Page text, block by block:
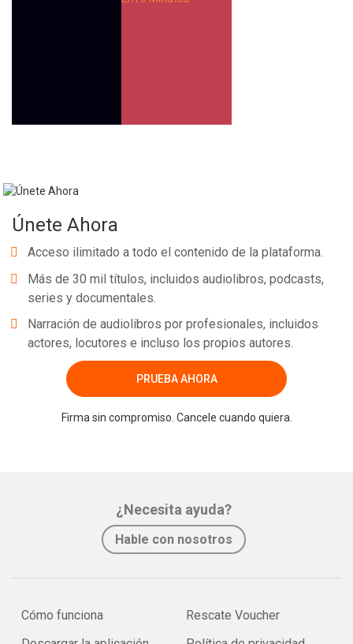
Únete Ahora
Acceso ilimitado a todo el contenido de la plataforma.
Más de 30 mil títulos, incluidos audiolibros, podcasts,
series y documentales.
Narración de audiolibros por profesionales, incluidos
actores, locutores e incluso los propios autores.
PRUEBA AHORA
Firma sin compromiso. Cancele cuando quiera.
¿Necesita ayuda?
Hable con nosotros
Cómo funciona
Rescate Voucher